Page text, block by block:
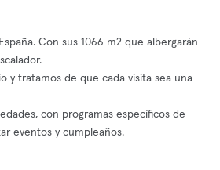
Con sus 1066 m2 que albergarán
y tratamos de que cada visita sea una
con programas específicos de
eventos y cumpleaños.